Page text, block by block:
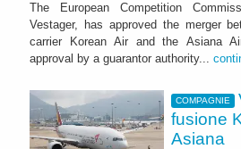
The European Competition
Vestager, has approved the merger
carrier Korean Air and the Asiana
approval by a guarantor authority...
COMPAGNIE
fusione
Asiana